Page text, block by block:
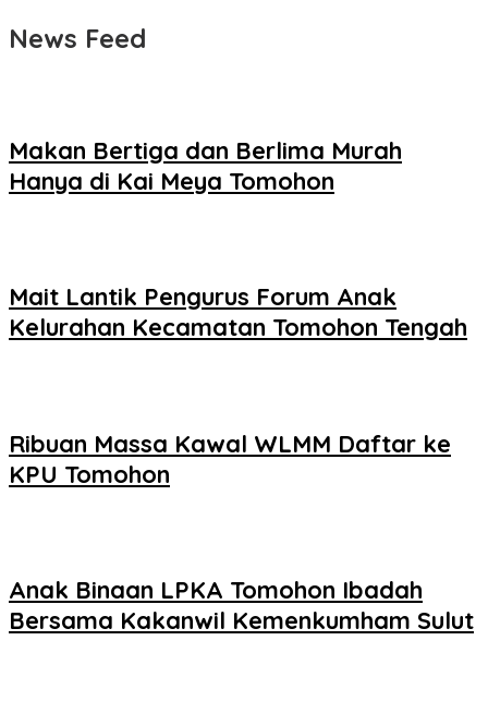
News Feed
Makan Bertiga dan Berlima Murah
Hanya di Kai Meya Tomohon
Mait Lantik Pengurus Forum Anak
Kelurahan Kecamatan Tomohon Tengah
Ribuan Massa Kawal WLMM Daftar ke
KPU Tomohon
Anak Binaan LPKA Tomohon Ibadah
Bersama Kakanwil Kemenkumham Sulut